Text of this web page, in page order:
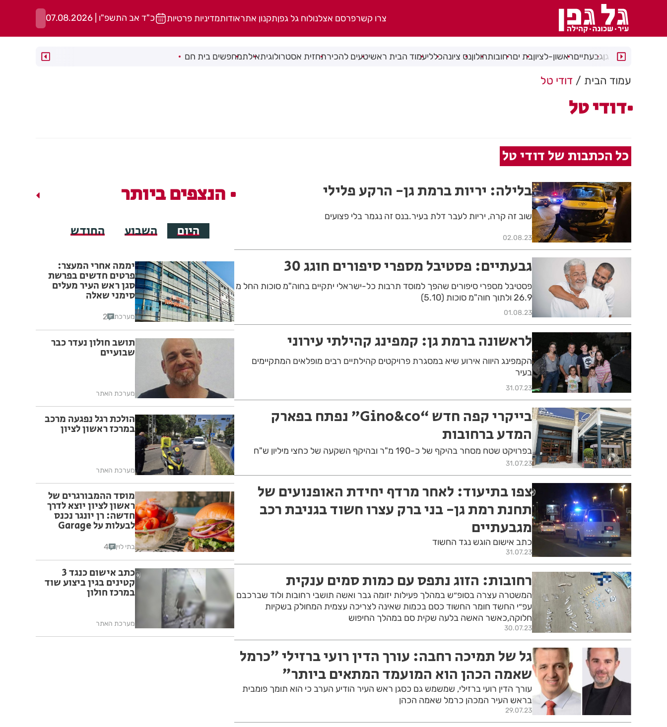
צרו קשרפרסם אצלנולוח גל גפןתקנון אתראודותמדיניות פרטיות כ"ד אב התשפ"ו | 07.08.2026
רמת גןגבעתייםראשון-לציוןבת יםרחובותחולוןנס ציונהכלליעמוד הבית ראשיטעים להכירתחזית אסטרולוגיתאילתמחפשים בית חם
עמוד הבית דודי טל
דודי טל
כל הכתבות של דודי טל
בלילה: יריות ברמת גן- הרקע פלילי
שוב זה קרה, יריות לעבר דלת בעיר.בנס זה נגמר בלי פצועים
02.08.23
גבעתיים: פסטיבל מספרי סיפורים חוגג 30
פסטיבל מספרי סיפורים שהפך למוסד תרבות כל-ישראלי יתקיים בחוה"מ סוכות החל מ
26.9 ולתוך חוה"מ סוכות (5.10)
01.08.23
לראשונה ברמת גן: קמפינג קהילתי עירוני
הקמפינג היווה אירוע שיא במסגרת פרויקטים קהילתיים רבים מופלאים המתקיימים
בעיר
31.07.23
בייקרי קפה חדש “Gino&co” נפתח בפארק
המדע ברחובות
בפרויקט שטח מסחר בהיקף של כ-190 מ"ר ובהיקף השקעה של כחצי מיליון ש"ח
31.07.23
צפו בתיעוד: לאחר מרדף יחידת האופנועים של
תחנת רמת גן- בני ברק עצרו חשוד בגניבת רכב
מגבעתיים
כתב אישום הוגש נגד החשוד
31.07.23
רחובות: הזוג נתפס עם כמות סמים ענקית
המשטרה עצרה בסופ״ש במהלך פעילות יזומה גבר ואשה תושבי רחובות ולוד שברכבם
עפ״י החשד חומר החשוד כסם בכמות שאינה לצריכה עצמית המחולק בשקיות
חלוקה,כאשר האשה בלעה שקית סם במהלך החיפוש
30.07.23
גל של תמיכה רחבה: עורך הדין רועי ברזילי ״כרמל
שאמה הכהן הוא המועמד המתאים ביותר״
עורך הדין רועי ברזילי, שמשמש גם כסגן ראש העיר הודיע הערב כי הוא תומך פומבית
בראש העיר המכהן כרמל שאמה הכהן
29.07.23
הנצפים ביותר
היום השבוע החודש
יממה אחרי המעצר:
פרטים חדשים בפרשת
סגן ראש העיר מעלים
סימני שאלה
מערכת 2
תושב חולון נעדר כבר
שבועיים
מערכת האתר
הולכת רגל נפגעה מרכב
במרכז ראשון לציון
מערכת האתר
מוסד ההמבורגרים של
ראשון לציון יוצא לדרך
חדשה: רן יונגר נכנס
לבעלות על Garage
בתי לוין 4
כתב אישום כנגד 3
קטינים בגין ביצוע שוד
במרכז חולון
מערכת האתר